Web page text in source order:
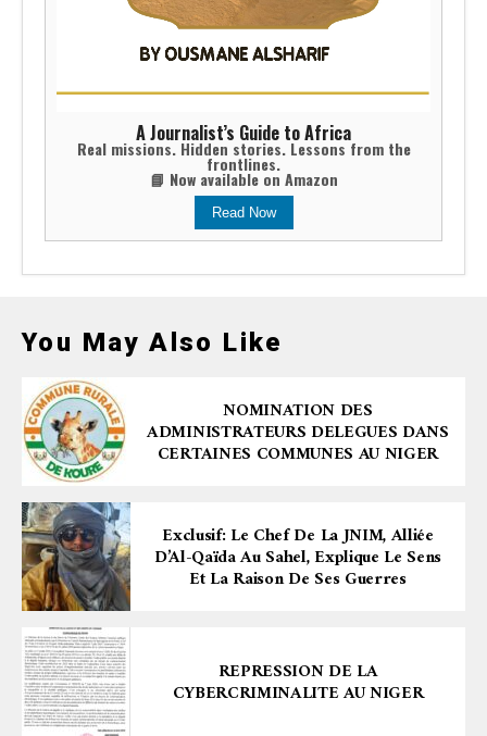
A Journalist’s Guide to Africa
Real missions. Hidden stories. Lessons from the
frontlines.
📘 Now available on Amazon
Read Now
You May Also Like
NOMINATION DES
ADMINISTRATEURS DELEGUES DANS
CERTAINES COMMUNES AU NIGER
Exclusif: Le Chef De La JNIM, Alliée
D’Al-Qaïda Au Sahel, Explique Le Sens
Et La Raison De Ses Guerres
REPRESSION DE LA
CYBERCRIMINALITE AU NIGER